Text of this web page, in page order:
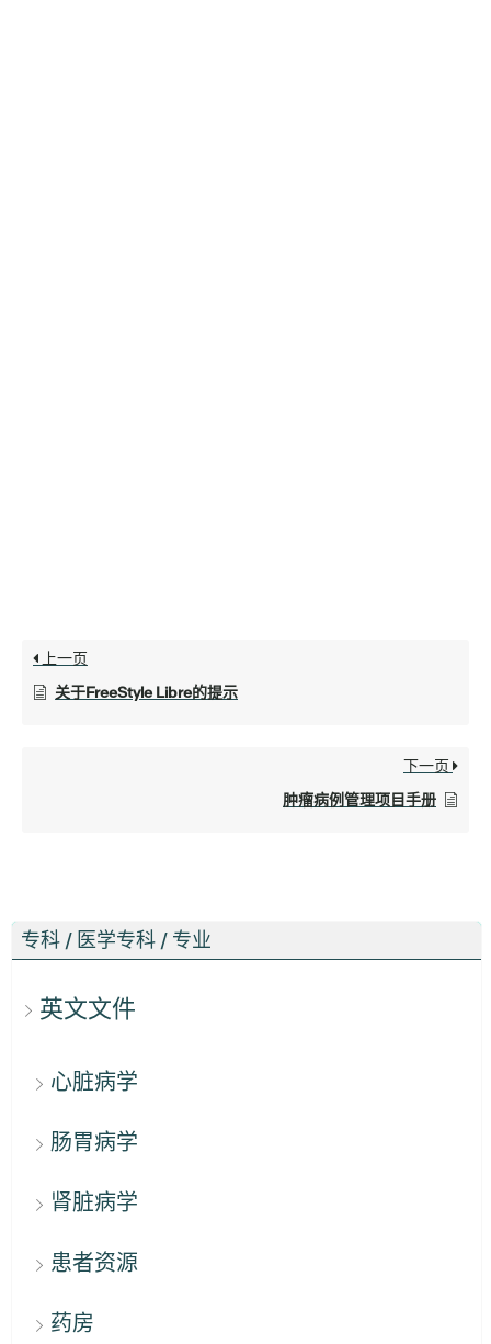
专科 / 医学专科 / 专业
英文文件
心脏病学
肠胃病学
肾脏病学
患者资源
药房
上一页
关于FreeStyle Libre的提示
下一页
肿瘤病例管理项目手册